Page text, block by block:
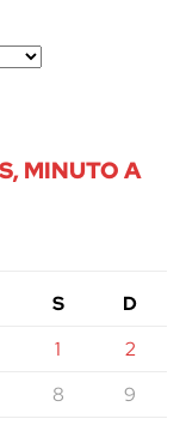
MINUTO A
S
D
1
2
8
9